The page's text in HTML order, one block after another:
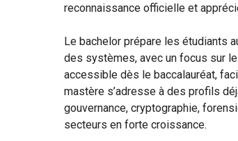
reconnaissance officielle et
Le bachelor prépare les étudiants
des systèmes, avec un focus sur
accessible dès le baccalauréat,
mastère s’adresse à des profils
gouvernance, cryptographie,
secteurs en forte croissance.